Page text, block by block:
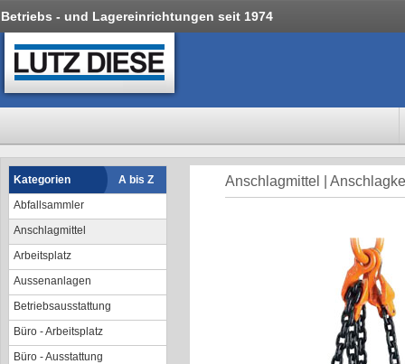
Betriebs - und Lagereinrichtungen seit 1974
Kategorien
A bis Z
Abfallsammler
Anschlagmittel
Arbeitsplatz
Aussenanlagen
Betriebsausstattung
Büro - Arbeitsplatz
Büro - Ausstattung
Anschlagmittel |